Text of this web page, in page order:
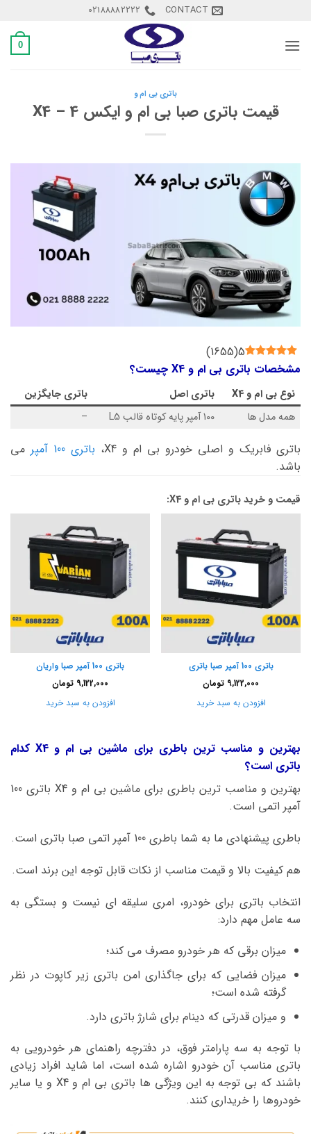
content
CONTACT
02188882222
0
باتری بی ام و
قیمت باتری صبا بی ام و ایکس 4 – X4
5
(
1655
)
مشخصات باتری بی ام و X4 چیست؟
نوع بی ام و X4 باتری اصل
باتری جایگزین
همه مدل ها
100 آمپر پایه کوتاه قالب L5 –
باتری فابریک و اصلی خودرو بی ام و X4، باتری 100 آمپر
می
باشد.
قیمت و خرید باتری بی ام و X4:
باتری 100 آمپر صبا باتری
9,122,000 تومان
افزودن به سبد خرید
باتری 100 آمپر صبا واریان
9,122,000 تومان
افزودن به سبد خرید
بهترین و مناسب ترین باطری برای ماشین بی ام و X4 کدام
باتری است؟
بهترین و مناسب ترین باطری برای ماشین بی ام و X4 باتری 100
آمپر اتمی است.
باطری پیشنهادی ما به شما باطری 100 آمپر اتمی صبا باتری است.
هم کیفیت بالا و قیمت مناسب از نکات قابل توجه این برند است.
انتخاب باتری برای خودرو، امری سلیقه ای نیست و بستگی به
سه عامل مهم دارد:
میزان برقی که هر خودرو مصرف می کند؛
میزان فضایی که برای جاگذاری امن باتری زیر کاپوت در نظر
گرفته شده است؛
و میزان قدرتی که دینام برای شارژ باتری دارد.
با توجه به سه پارامتر فوق، در دفترچه راهنمای هر خودرویی به
باتری مناسب آن خودرو اشاره شده است، اما شاید افراد زیادی
باشند که بی توجه به این ویژگی ها باتری بی ام و X4 و یا سایر
خودروها را خریداری کنند.